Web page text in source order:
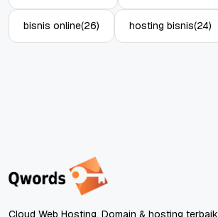
bisnis online(26) hosting bisnis(24)
Cloud Web Hosting. Domain & hosting terbaik